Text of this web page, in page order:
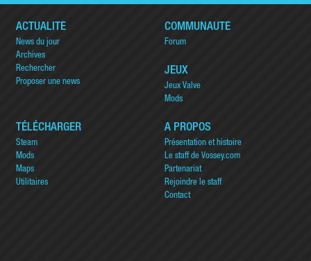
ACTUALITÉ
News du jour
Archives
Rechercher
Proposer une news
COMMUNAUTÉ
Forum
JEUX
Jeux Valve
Mods
TÉLÉCHARGER
Steam
Mods
Maps
Utilitaires
A PROPOS
Présentation et histoire
Le staff de Vossey.com
Partenariat
Rejoindre le staff
Contact